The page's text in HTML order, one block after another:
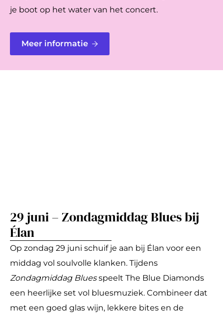
je boot op het water van het concert.
Meer informatie
29 juni – Zondagmiddag Blues bij
Élan
Op zondag 29 juni schuif je aan bij Élan voor een
middag vol soulvolle klanken. Tijdens
Zondagmiddag Bluesspeelt The Blue Diamonds
een heerlijke set vol bluesmuziek. Combineer dat
met een goed glas wijn, lekkere bites en de